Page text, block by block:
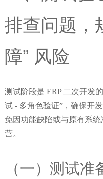
排查问题，
障” 风险
测试阶段是 ERP 二次开发
试 - 多角色验证”，确保开
免因功能缺陷或与原有系
营。
（一）测试